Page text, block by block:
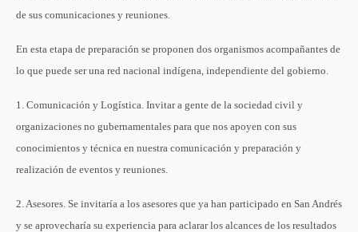
de sus comunicaciones y reuniones.
En esta etapa de preparación se proponen dos organismos acompañantes de
lo que puede ser una red nacional indígena, independiente del gobierno.
1. Comunicación y Logística. Invitar a gente de la sociedad civil y
organizaciones no gubernamentales para que nos apoyen con sus
conocimientos y técnica en nuestra comunicación y preparación y
realización de eventos y reuniones.
2. Asesores. Se invitaría a los asesores que ya han participado en San Andrés
y se aprovecharía su experiencia para aclarar los alcances de los resultados